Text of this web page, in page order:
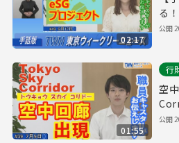
02:17
る
ト
公開
01:55
行
空
京
公開